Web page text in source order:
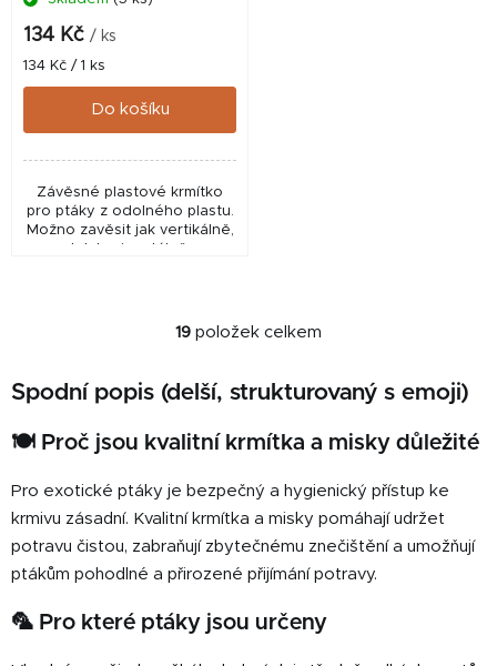
134 Kč / ks
Měrná
cena:
134 Kč / 1 ks
Do košíku
Závěsné plastové krmítko
pro ptáky z odolného plastu.
Možno zavěsit jak vertikálně,
O
l
d
c
í
p
v
k
y
19 položek celkem
Spodní popis (delší, strukturovaný s emoji)
🍽️ Proč jsou kvalitní krmítka a misky důležité
Pro exotické ptáky je bezpečný a hygienický přístup ke
krmivu zásadní. Kvalitní krmítka a misky pomáhají udržet
potravu čistou, zabraňují zbytečnému znečištění a umožňují
ptákům pohodlné a přirozené přijímání potravy.
🦜 Pro které ptáky jsou určeny